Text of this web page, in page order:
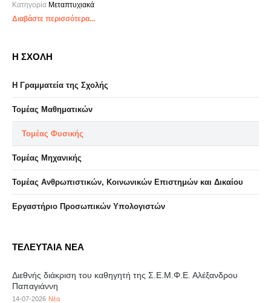
Κατηγορία Μεταπτυχιακά
Διαβάστε περισσότερα...
Η ΣΧΟΛΗ
Η Γραμματεία της Σχολής
Τομέας Μαθηματικών
Τομέας Φυσικής
Τομέας Μηχανικής
Τομέας Ανθρωπιστικών, Κοινωνικών Επιστημών και Δικαίου
Eργαστήριo Προσωπικών Υπολογιστών
ΤΕΛΕΥΤΑΙΑ ΝΕΑ
Διεθνής διάκριση του καθηγητή της Σ.Ε.Μ.Φ.Ε. Αλέξανδρου
Παπαγιάννη
14-07-2026 Νέα